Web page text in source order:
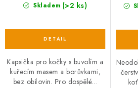
Skladem (>2 ks)
Kapsička pro kočky s buvolím a
kuřecím masem a borůvkami,
bez obilovin. Pro dospělé...